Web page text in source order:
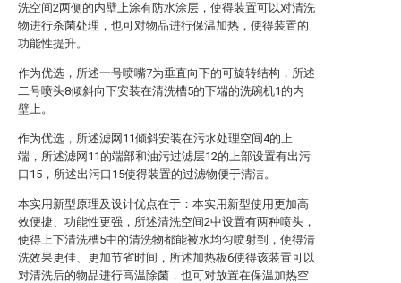
洗空间2两侧的内壁上涂有防水涂层，使得装置可以对清洗
物进行杀菌处理，也可对物品进行保温加热，使得装置的
功能性提升。
作为优选，所述一号喷嘴7为垂直向下的可旋转结构，所述
二号喷头8倾斜向下安装在清洗槽5的下端的洗碗机1的内
壁上。
作为优选，所述滤网11倾斜安装在污水处理空间4的上
端，所述滤网11的端部和油污过滤层12的上部设置有出污
口15，所述出污口15使得装置的过滤物便于清洁。
本实用新型原理及设计优点在于：本实用新型使用更加高
效便捷、功能性更强，所述清洗空间2中设置有两种喷头，
使得上下清洗槽5中的清洗物都能被水均匀喷射到，使得清
洗效果更佳、更加节省时间，所述加热板6使得该装置可以
对清洗后的物品进行高温除菌，也可对放置在保温加热空